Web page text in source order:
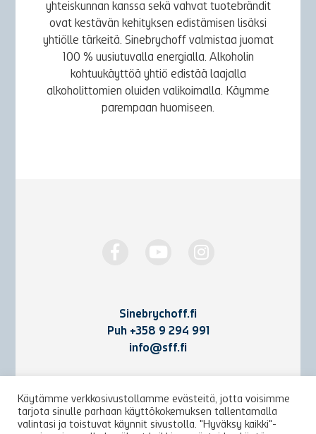
yhteiskunnan kanssa sekä vahvat tuotebrändit
ovat kestävän kehityksen edistämisen lisäksi
yhtiölle tärkeitä. Sinebrychoff valmistaa juomat
100 % uusiutuvalla energialla. Alkoholin
kohtuukäyttöä yhtiö edistää laajalla
alkoholittomien oluiden valikoimalla. Käymme
parempaan huomiseen.
Sinebrychoff.fi
Puh +358 9 294 991
info@sff.fi
Yhteystiedot
Käyttöehdot ja rekisteriseloste
Käytämme verkkosivustollamme evästeitä, jotta voisimme
tarjota sinulle parhaan käyttökokemuksen tallentamalla
valintasi ja toistuvat käynnit sivustolla. "Hyväksy kaikki"-